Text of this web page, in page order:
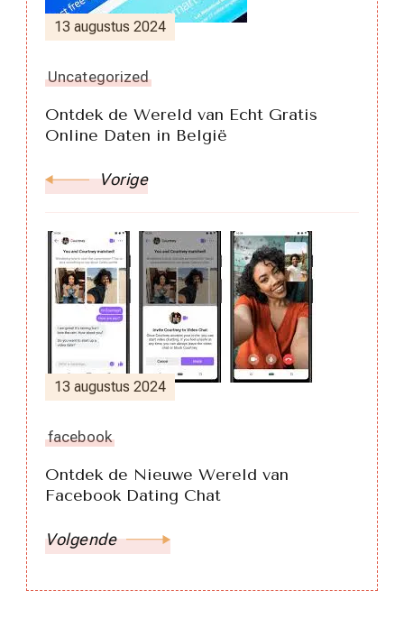
13 augustus 2024
Uncategorized
Ontdek de Wereld van Echt Gratis
Online Daten in België
Vorige
13 augustus 2024
facebook
Ontdek de Nieuwe Wereld van
Facebook Dating Chat
Volgende